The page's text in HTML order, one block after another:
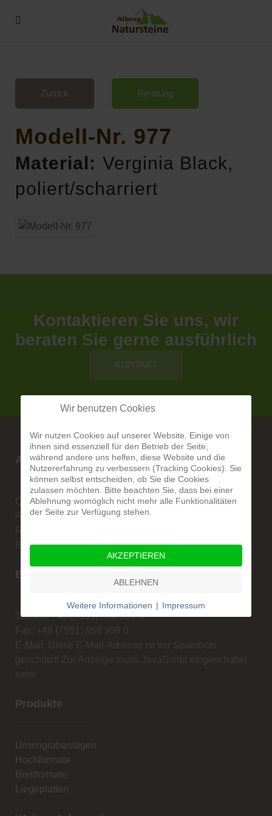
Zurück Beratung
ModelI-Nr. 977
Material: Verginia Black,
poliert/scharriert
Kontaktieren Sie uns, wir
beraten Sie gerne ausführlich
KONTAKT
Alberg-Natursteine
Qualität ist unsere Stärke
Alexander Alberg
Rengoldshauserstr. 1A
88662 Überlingen
Beratung und Verkauf
Telefon: +49 (7551) 958 999 0
Fax: +49 (7551) 958 999 0
E-Mail: Diese E-Mail-Adresse ist vor Spambots
geschützt! Zur Anzeige muss JavaScript eingeschaltet
sein!
Produkte
Urnengrabanlagen
Hochformate
Breitformate
Liegeplatten
Wir benutzen Cookies
Wir nutzen Cookies auf unserer Website. Einige von
ihnen sind essenziell für den Betrieb der Seite,
während andere uns helfen, diese Website und die
Nutzererfahrung zu verbessern (Tracking Cookies). Sie
können selbst entscheiden, ob Sie die Cookies
zulassen möchten. Bitte beachten Sie, dass bei einer
Ablehnung womöglich nicht mehr alle Funktionalitäten
der Seite zur Verfügung stehen.
AKZEPTIEREN
ABLEHNEN
Weitere Informationen | Impressum